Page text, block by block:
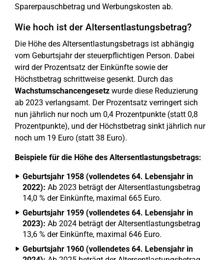
Sparerpauschbetrag und Werbungskosten ab.
Wie hoch ist der Altersentlastungsbetrag?
Die Höhe des Altersentlastungsbetrags ist abhängig
vom Geburtsjahr der steuerpflichtigen Person. Dabei
wird der Prozentsatz der Einkünfte sowie der
Höchstbetrag schrittweise gesenkt. Durch das
Wachstumschancengesetz wurde diese Reduzierung
ab 2023 verlangsamt. Der Prozentsatz verringert sich
nun jährlich nur noch um 0,4 Prozentpunkte (statt 0,8
Prozentpunkte), und der Höchstbetrag sinkt jährlich nur
noch um 19 Euro (statt 38 Euro).
Beispiele für die Höhe des Altersentlastungsbetrags:
Geburtsjahr 1958 (vollendetes 64. Lebensjahr in
2022): Ab 2023 beträgt der Altersentlastungsbetrag
14,0 % der Einkünfte, maximal 665 Euro.
Geburtsjahr 1959 (vollendetes 64. Lebensjahr in
2023): Ab 2024 beträgt der Altersentlastungsbetrag
13,6 % der Einkünfte, maximal 646 Euro.
Geburtsjahr 1960 (vollendetes 64. Lebensjahr in